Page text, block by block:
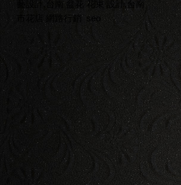
藝設計,台南 盆花 花束 設計,台南
市花店
網路行銷 seo